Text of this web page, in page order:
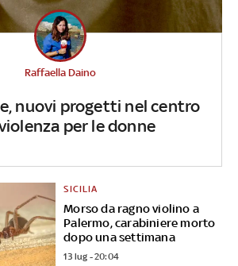
nuovi progetti nel centro
per le donne
Raffaella Daino
Morso da ragno violino a
Palermo, carabiniere morto
dopo una settimana
SICILIA
13 lug - 20:04